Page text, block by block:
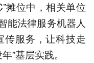
摊位中，相关单位
能法律服务机器人
服务，让科技走
”基层实践。